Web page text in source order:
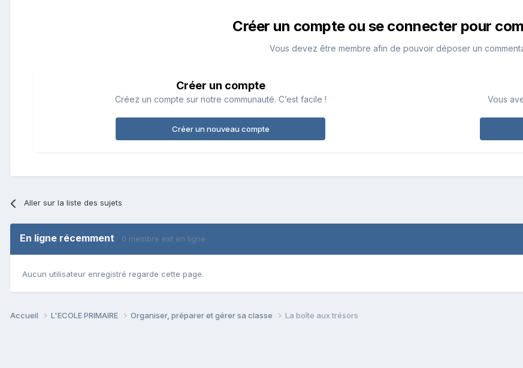
Créer un compte ou se connecter pour
Vous devez être membre afin de pouvoir déposer un
Créer un compte
Créez un compte sur notre communauté. C’est facile !
Créer un nouveau compte
Vous
Aller sur la liste des sujets
En ligne récemment 0 membre est en ligne
Aucun utilisateur enregistré regarde cette page.
Accueil L'ECOLE PRIMAIRE Organiser, préparer et gérer sa classe La boîte aux trésors